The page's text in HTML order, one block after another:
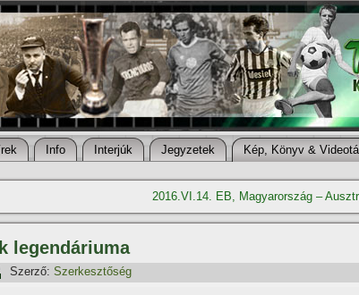
Info Interjúk Jegyzetek Kép, Könyv &
2016.VI.14. EB, Magyarország –
legendáriuma
Szerző: Szerkesztőség